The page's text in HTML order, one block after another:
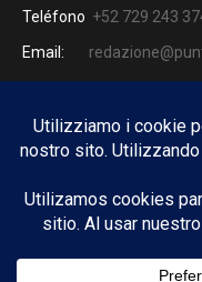
Teléfono +52 729 243
Email: